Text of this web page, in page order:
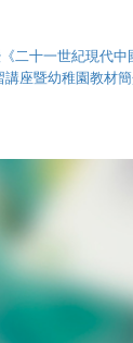
二十一世紀現代中
座暨幼稚園教材